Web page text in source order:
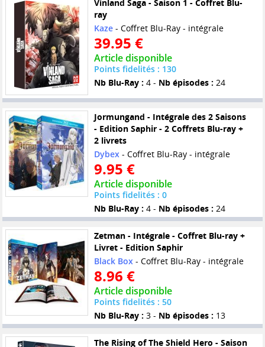
Vinland Saga - Saison 1 - Coffret Blu-
ray
Kaze- Coffret Blu-Ray - intégrale
39.95 €
Article disponible
Points fidelités : 130
Nb Blu-Ray : 4 - Nb épisodes : 24
Jormungand - Intégrale des 2 Saisons
- Edition Saphir - 2 Coffrets Blu-ray +
2 livrets
Dybex- Coffret Blu-Ray - intégrale
9.95 €
Article disponible
Points fidelités : 0
Nb Blu-Ray : 4 - Nb épisodes : 24
Zetman - Intégrale - Coffret Blu-ray +
Livret - Edition Saphir
Black Box- Coffret Blu-Ray - intégrale
8.96 €
Article disponible
Points fidelités : 50
Nb Blu-Ray : 3 - Nb épisodes : 13
The Rising of The Shield Hero - Saison